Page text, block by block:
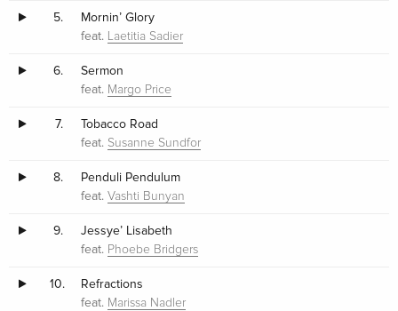
5.
Mornin’ Glory
feat.
Laetitia Sadier
6.
Sermon
feat. Margo Price
7.
Tobacco Road
feat. Susanne Sundfor
8.
Penduli Pendulum
feat.Vashti Bunyan
9.
Jessye’ Lisabeth
feat. Phoebe Bridgers
10.
Refractions
feat. Marissa Nadler